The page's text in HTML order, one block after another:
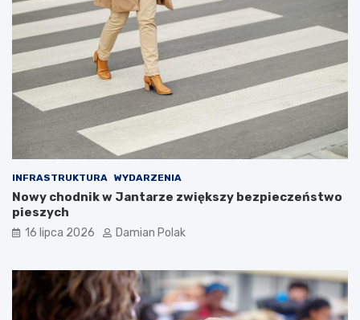
INFRASTRUKTURA WYDARZENIA
Nowy chodnik w Jantarze zwiększy bezpieczeństwo
pieszych
16 lipca 2026 Damian Polak